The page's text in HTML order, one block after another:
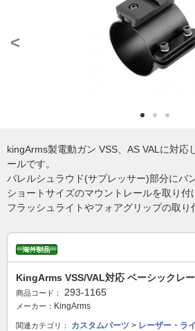
<
kingArms製電動ガン VSS、AS VALに対応
ールです。
バレルシュラウド(サプレッサー)部分にバ
ショートサイズのマウントレールを取り付
フラッシュライトやフォアグリップの取り
KingArms VSS/VAL対応 ベーシックレ
商品コード： 293-1165
メーカー： KingArms
関連カテゴリ： カスタムパーツ > レーザー・ラ